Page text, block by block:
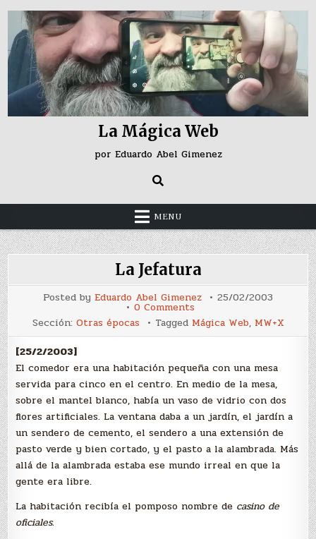
Skip
content
La Mágica Web
por Eduardo Abel Gimenez
MENU
La Jefatura
Posted by Eduardo Abel Gimenez 25/02/2003
0 Commentson
La
Jefatura
Sección: Otras épocas Tagged Mágica Web, MW+X
[25/2/2003]
El comedor era una habitación pequeña con una mesa
servida para cinco en el centro. En medio de la mesa,
sobre el mantel blanco, había un vaso de vidrio con dos
flores artificiales. La ventana daba a un jardín, el jardín a
un sendero de cemento, el sendero a una extensión de
pasto verde y bien cortado, y el pasto a la alambrada. Más
allá de la alambrada estaba ese mundo irreal en que la
gente era libre.
La habitación recibía el pomposo nombre de casino de
oficiales.